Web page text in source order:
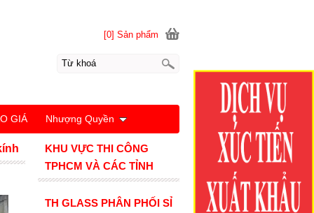
KHU VỰC THI CÔNG
TPHCM VÀ CÁC TỈNH
TH GLASS PHÂN PHỐI SỈ
[0] Sản phẩm
GIÁ Nhượng Quyền